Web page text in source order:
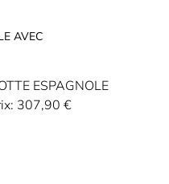
AVEC
ESPAGNOLE
307,90 €